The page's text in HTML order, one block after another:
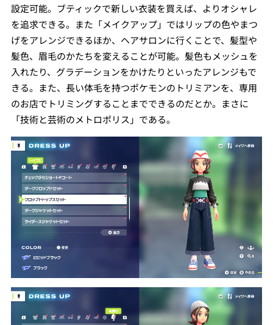
設定可能。ブティックで新しい衣装を買えば、よりオシャレ
を追求できる。また「メイクアップ」ではリップの色やまつ
げをアレンジできるほか、ヘアサロンに行くことで、髪型や
髪色、眉毛のかたちを変えることが可能。髪色もメッシュを
入れたり、グラデーションをかけたりといったアレンジもで
きる。また、長い体毛を持つポケモンのトリミアンを、専用
のお店でトリミングすることまでできるのだとか。まさに
「技術と芸術のメトロポリス」である。